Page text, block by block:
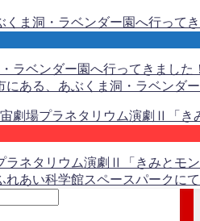
ラベンダー園へ行ってきました
にある、あぶくま洞・ラベン
ラネタリウム演劇Ⅱ「きみとモ
れあい科学館スペースパークに